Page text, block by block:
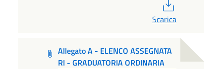
Scarica
Allegato A - ELENCO ASSEGNATA
RI - GRADUATORIA ORDINARIA